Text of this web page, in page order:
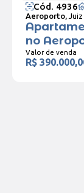
Cód. 4936
Aeroporto, Juiz
no
Valor de venda
R$